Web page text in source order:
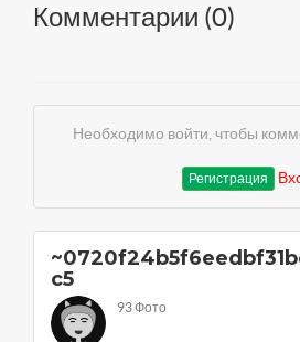
Комментарии (0)
Необходимо войти, чтобы
Регистрация
c5
93 Фото